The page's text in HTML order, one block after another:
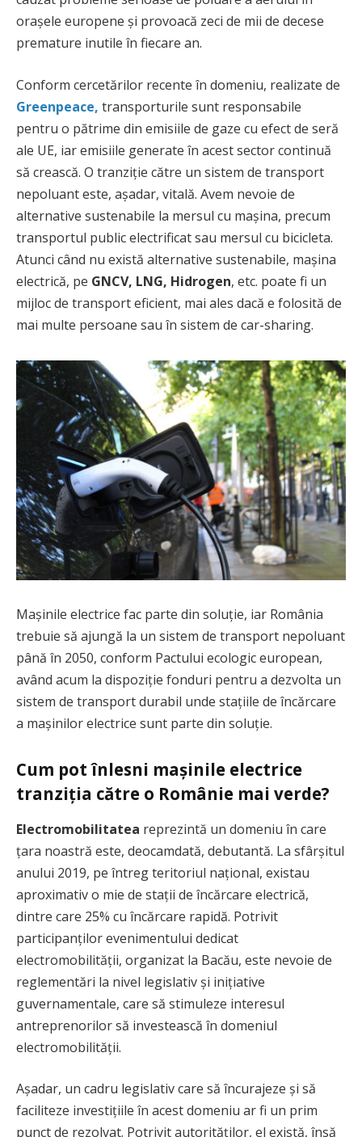
orașele europene și provoacă zeci de mii de decese
premature inutile în fiecare an.
Conform cercetărilor recente în domeniu, realizate de
Greenpeace, transporturile sunt responsabile
pentru o pătrime din emisiile de gaze cu efect de seră
ale UE, iar emisiile generate în acest sector continuă
să crească. O tranziție către un sistem de transport
nepoluant este, așadar, vitală. Avem nevoie de
alternative sustenabile la mersul cu mașina, precum
transportul public electrificat sau mersul cu bicicleta.
Atunci când nu există alternative sustenabile, mașina
electrică, pe GNCV, LNG, Hidrogen, etc. poate fi un
mijloc de transport eficient, mai ales dacă e folosită de
mai multe persoane sau în sistem de car-sharing.
Mașinile electrice fac parte din soluție, iar România
trebuie să ajungă la un sistem de transport nepoluant
până în 2050, conform Pactului ecologic european,
având acum la dispoziție fonduri pentru a dezvolta un
sistem de transport durabil unde stațiile de încărcare
a mașinilor electrice sunt parte din soluție.
Cum pot înlesni mașinile electrice
tranziția către o Românie mai verde?
Electromobilitatea reprezintă un domeniu în care
ţara noastră este, deocamdată, debutantă. La sfârşitul
anului 2019, pe întreg teritoriul naţional, existau
aproximativ o mie de staţii de încărcare electrică,
dintre care 25% cu încărcare rapidă. Potrivit
participanților evenimentului dedicat
electromobilității, organizat la Bacău, este nevoie de
reglementări la nivel legislativ și inițiative
guvernamentale, care să stimuleze interesul
antreprenorilor să investească în domeniul
electromobilităţii.
Așadar, un cadru legislativ care să încurajeze și să
faciliteze investițiile în acest domeniu ar fi un prim
punct de rezolvat. Potrivit autorităților, el există, însă